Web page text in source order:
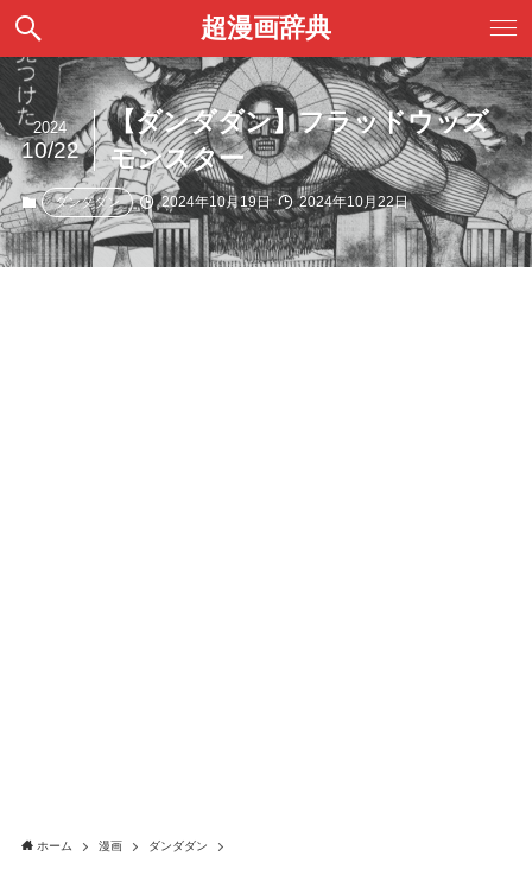
超漫画辞典
【ダンダダン】フラッドウッズ
モンスター
2024
10/22
ダンダダン 2024年10月19日 2024年10月22日
ホーム 漫画 ダンダダン